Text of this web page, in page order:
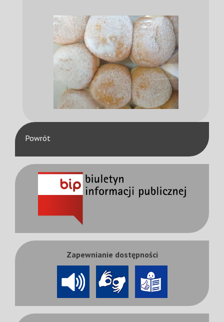
Powrót
Zapewnianie dostępności